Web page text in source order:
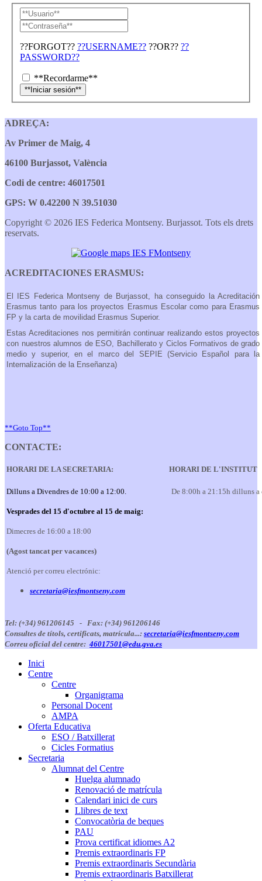
??FORGOT?? ??USERNAME?? ??OR?? ??
PASSWORD??
**Recordarme**
ADREÇA:
Av Primer de Maig, 4
46100 Burjassot, València
Codi de centre: 46017501
GPS: W 0.42200 N 39.51030
Copyright © 2026 IES Federica Montseny. Burjassot. Tots els drets
reservats.
ACREDITACIONES ERASMUS:
El IES Federica Montseny de Burjassot, ha conseguido la Acreditación
Erasmus tanto para los proyectos Erasmus Escolar como para Erasmus
FP y la carta de movilidad Erasmus Superior.
Estas Acreditaciones nos permitirán continuar realizando estos proyectos
con nuestros alumnos de ESO, Bachillerato y Ciclos Formativos de grado
medio y superior, en el marco del SEPIE (Servicio Español para la
Internalización de la Enseñanza)
**Goto Top**
CONTACTE:
HORARI DE LA SECRETARIA: HORARI DE L'INSTITUT
Dilluns a Divendres de 10:00 a 12:00.
Vesprades del 15 d'octubre al 15 de maig:
Dimecres de 16:00 a 18:00
(Agost tancat per vacances)
Atenció per correu electrónic:
secretaria@iesfmontseny.com
De 8:00h a 21:15h dilluns a
Tel: (+34) 961206145 -
Fax: (+34) 961206146
Consultes de títols, certificats, matrícula...: secretaria@iesfmontseny.com
Correu oficial del centre: 46017501@edu.gva.es
Inici
Centre
Centre
Organigrama
Personal Docent
AMPA
Oferta Educativa
ESO / Batxillerat
Cicles Formatius
Secretaria
Alumnat del Centre
Huelga alumnado
Renovació de matrícula
Calendari inici de curs
Llibres de text
Convocatòria de beques
PAU
Prova certificat idiomes A2
Premis extraordinaris FP
Premis extraordinaris Secundària
Premis extraordinaris Batxillerat